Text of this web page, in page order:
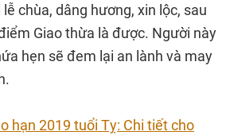
chùa, dâng hương, xin lộc, sau
Giao thừa là được. Người này
hẹn sẽ đem lại an lành và may
hạn 2019 tuổi Tỵ: Chi tiết cho